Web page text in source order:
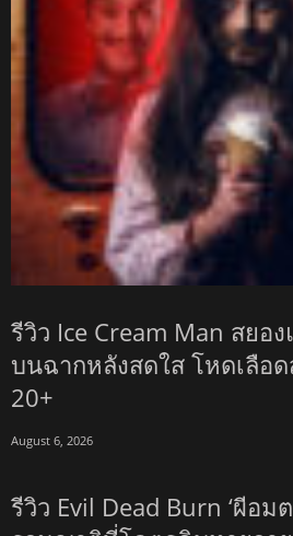
รีวิว Ice Cream Man สยอ
บนฉากหลังสดใส โหดเลือ
20+
August 6, 2026
รีวิว Evil Dead Burn ‘ผีอม